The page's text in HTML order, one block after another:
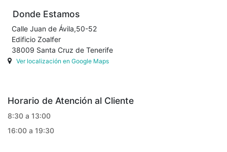
Donde Estamos
Calle Juan de Ávila,50-52
Edificio Zoalfer
38009 Santa Cruz de Tenerife
Ver localización en Google Maps
Horario de Atención al Cliente
8:30 a 13:00
16:00 a 19:30